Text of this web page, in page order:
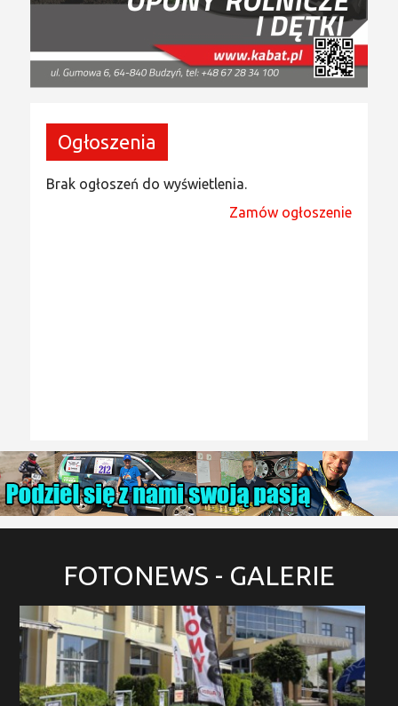
Ogłoszenia
Brak ogłoszeń do wyświetlenia.
Zamów ogłoszenie
FOTONEWS - GALERIE